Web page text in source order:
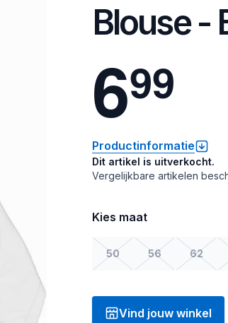
Blouse -
699
Productinformatie
Dit artikel is uitverkocht.
Vergelijkbare artikelen
Kies maat
50 56 62
Vind jouw winkel